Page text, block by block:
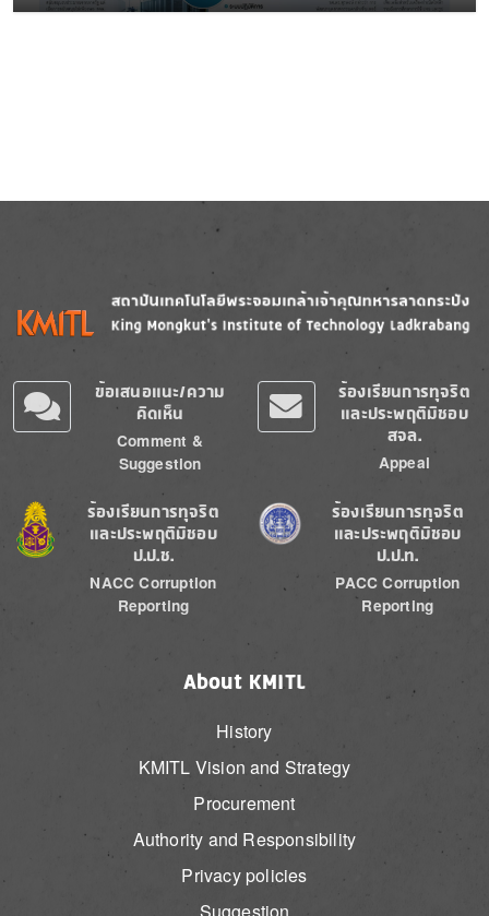
Image
ข้อเสนอแนะ/ความ
คิดเห็น
Comment &
Suggestion
ร้องเรียนการทุจริต
และประพฤติมิชอบ
สจล.
Appeal
Image
ร้องเรียนการทุจริต
และประพฤติมิชอบ
ป.ป.ช.
NACC Corruption
Reporting
Image
ร้องเรียนการทุจริต
และประพฤติมิชอบ
ป.ป.ท.
PACC Corruption
Reporting
About KMITL
History
KMITL Vision and Strategy
Procurement
Authority and Responsibility
Privacy policies
Suggestion